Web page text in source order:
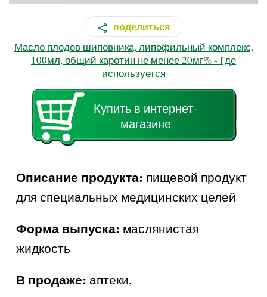
поделиться
Масло плодов шиповника, липофильный комплекс,
100мл, общий каротин не менее 20мг% - Где
используется
Купить в интернет-
магазине
Описание продукта: пищевой продукт
для специальных медицинских целей
Форма выпуска: маслянистая
жидкость
В продаже: аптеки,